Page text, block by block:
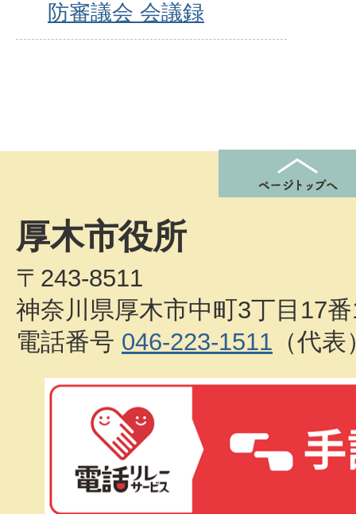
防審議会 会議録
厚木市役所
〒243-8511
神奈川県厚木市中町3丁目17
電話番号 046-223-1511 （代表